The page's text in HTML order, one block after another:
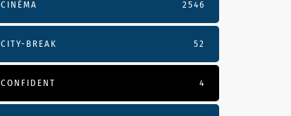
CINÉMA 2546
CITY-BREAK 52
CONFIDENT 4